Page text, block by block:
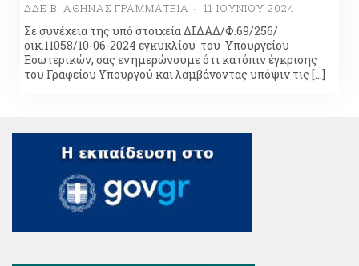
ΔΔΕ Β' ΑΘΉΝΑΣ ΓΡΑΜΜΑΤΕΊΑ 11 ΙΟΥΝΊΟΥ 2024
Σε συνέχεια της υπό στοιχεία ΔΙΔΑΔ/Φ.69/256/
οικ.11058/10-06-2024 εγκυκλίου του Υπουργείου
Εσωτερικών, σας ενημερώνουμε ότι κατόπιν έγκρισης
του Γραφείου Υπουργού και λαμβάνοντας υπόψιν τις […]